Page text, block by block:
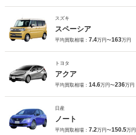
スズキ
スペーシア
平均買取相場： 7.4万円〜163万円
トヨタ
アクア
平均買取相場： 14.6万円〜236万円
日産
ノート
平均買取相場： 7.2万円〜150.5万円